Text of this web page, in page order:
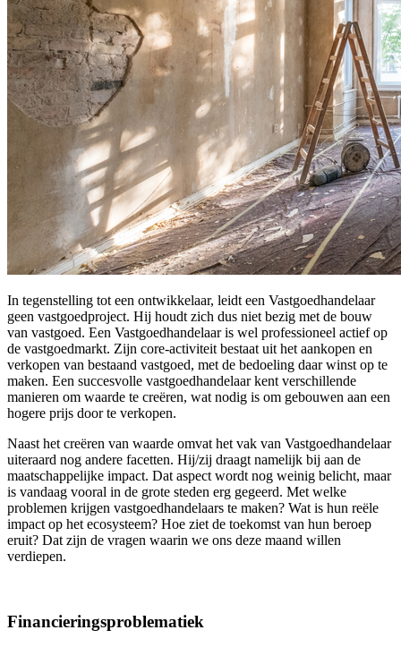
In tegenstelling tot een ontwikkelaar, leidt een Vastgoedhandelaar
geen vastgoedproject. Hij houdt zich dus niet bezig met de bouw
van vastgoed. Een Vastgoedhandelaar is wel professioneel actief op
de vastgoedmarkt. Zijn core-activiteit bestaat uit het aankopen en
verkopen van bestaand vastgoed, met de bedoeling daar winst op te
maken. Een succesvolle vastgoedhandelaar kent verschillende
manieren om waarde te creëren, wat nodig is om gebouwen aan een
hogere prijs door te verkopen.
Naast het creëren van waarde omvat het vak van Vastgoedhandelaar
uiteraard nog andere facetten. Hij/zij draagt namelijk bij aan de
maatschappelijke impact. Dat aspect wordt nog weinig belicht, maar
is vandaag vooral in de grote steden erg gegeerd. Met welke
problemen krijgen vastgoedhandelaars te maken? Wat is hun reële
impact op het ecosysteem? Hoe ziet de toekomst van hun beroep
eruit? Dat zijn de vragen waarin we ons deze maand willen
verdiepen.
Financieringsproblematiek